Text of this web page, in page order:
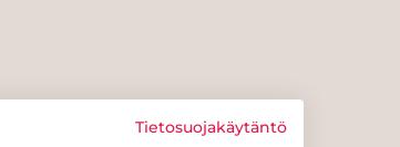
Tietosuojakäytäntö